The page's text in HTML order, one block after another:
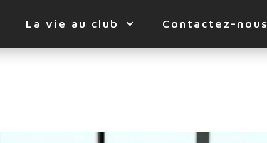
La vie au club Contactez-nous